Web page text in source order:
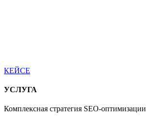
КЕЙСЕ
УСЛУГА
Комплексная стратегия SEO-оптимизации